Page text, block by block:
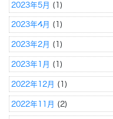
2023年5月 (1)
2023年4月 (1)
2023年2月 (1)
2023年1月 (1)
2022年12月 (1)
2022年11月 (2)